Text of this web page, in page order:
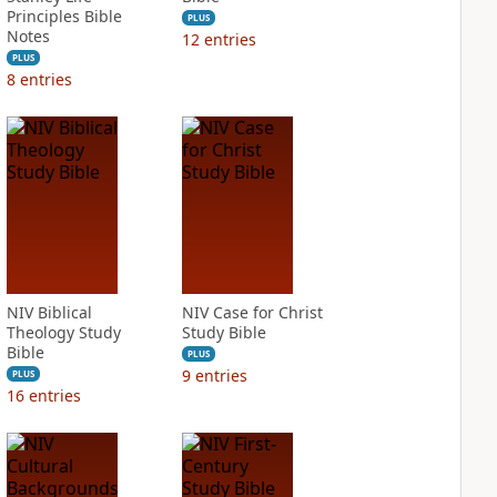
Principles Bible
Notes
PLUS
8 entries
PLUS
12 entries
NIV Biblical
Theology Study
Bible
PLUS
16 entries
NIV Case for Christ
Study Bible
PLUS
9 entries